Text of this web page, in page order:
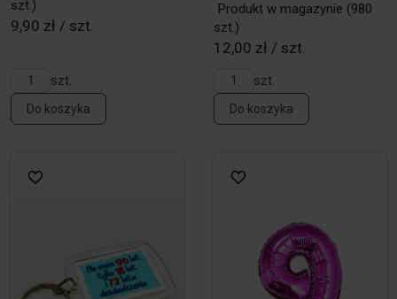
szt.)
9,90 zł / szt.
szt.
Do koszyka
Produkt w magazynie (980
szt.)
12,00 zł / szt.
szt.
Do koszyka